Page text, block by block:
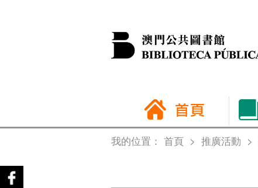
我的位置： 首頁> 推廣活動 >